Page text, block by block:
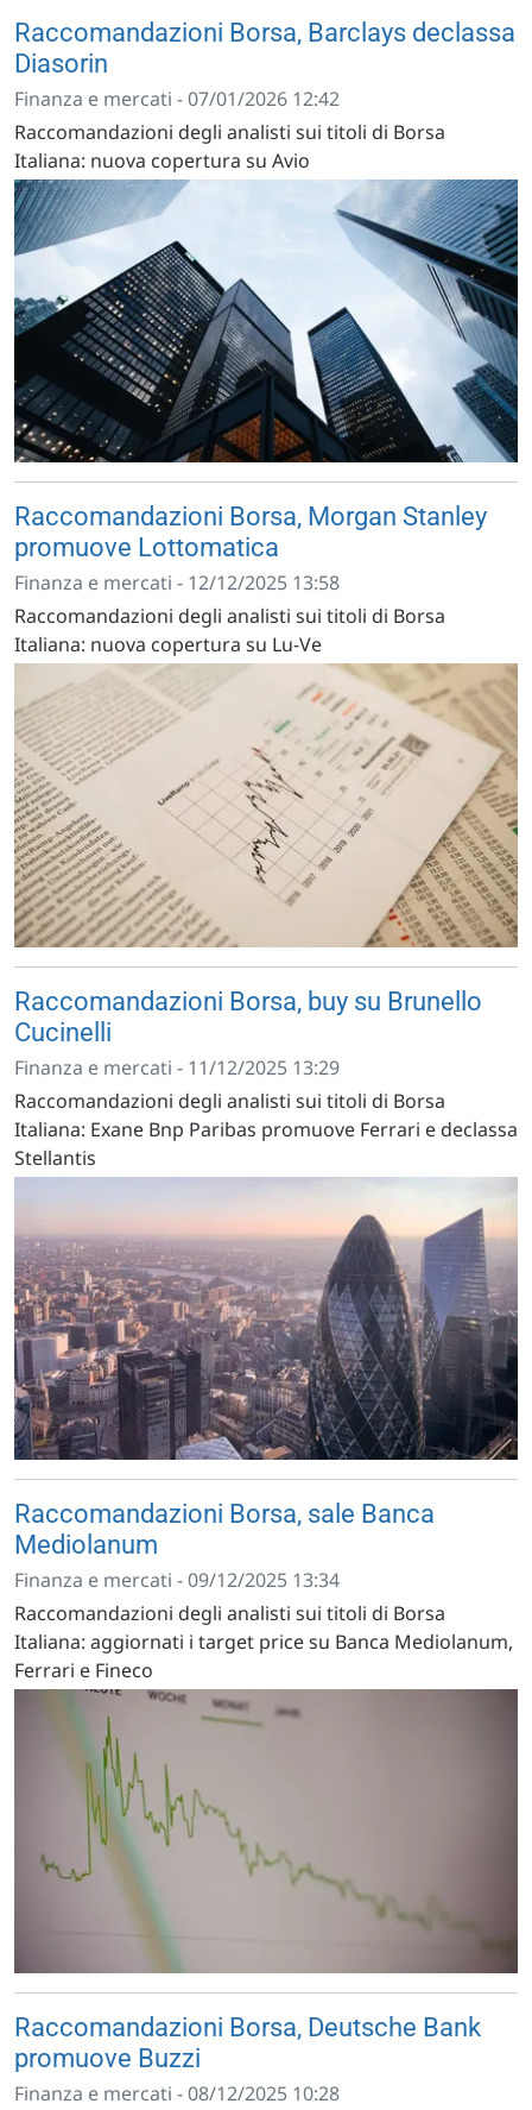
Raccomandazioni Borsa, Barclays declassa
Diasorin
Finanza e mercati - 07/01/2026 12:42
Raccomandazioni degli analisti sui titoli di Borsa
Italiana: nuova copertura su Avio
Raccomandazioni Borsa, Morgan Stanley
promuove Lottomatica
Finanza e mercati - 12/12/2025 13:58
Raccomandazioni degli analisti sui titoli di Borsa
Italiana: nuova copertura su Lu-Ve
Raccomandazioni Borsa, buy su Brunello
Cucinelli
Finanza e mercati - 11/12/2025 13:29
Raccomandazioni degli analisti sui titoli di Borsa
Italiana: Exane Bnp Paribas promuove Ferrari e declassa
Stellantis
Raccomandazioni Borsa, sale Banca
Mediolanum
Finanza e mercati - 09/12/2025 13:34
Raccomandazioni degli analisti sui titoli di Borsa
Italiana: aggiornati i target price su Banca Mediolanum,
Ferrari e Fineco
Raccomandazioni Borsa, Deutsche Bank
promuove Buzzi
Finanza e mercati - 08/12/2025 10:28